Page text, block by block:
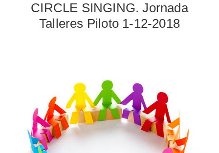
CIRCLE SINGING. Jornada
Talleres Piloto 1-12-2018